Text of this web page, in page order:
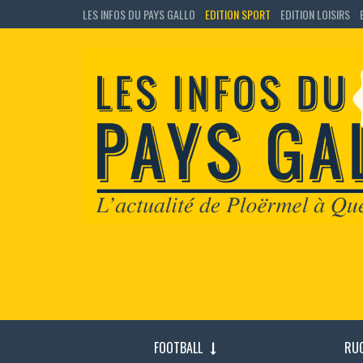
LES INFOS DU PAYS GALLO EDITION SPORT EDITION LOISIRS
FOOTBALL